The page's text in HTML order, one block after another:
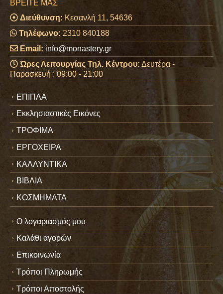
ΒΡΕΊΤΕ ΜΑΣ
Διεύθυνση: Κεσανλή 11, 54636
Τηλέφωνο: 2310 840188
Email: info@monastery.gr
Ώρες Λειτουργίας Τηλ. Κέντρου: Δευτέρα -
Παρασκευή : 09:00 - 21:00
ΕΠΙΠΛΑ
Εκκλησιαστικές Εικόνες
ΤΡΟΦΙΜΑ
ΕΡΓΟΧΕΙΡΑ
ΚΑΛΛΥΝΤΙΚΑ
ΒΙΒΛΙΑ
ΚΟΣΜΗΜΑΤΑ
Ο λογαριασμός μου
Καλάθι αγορών
Επικοινωνία
Τρόποι Πληρωμής
Τρόποι Αποστολής